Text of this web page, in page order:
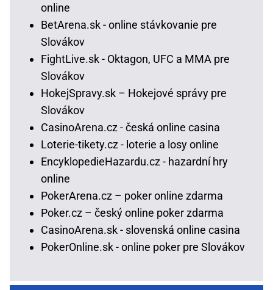
online
BetArena.sk - online stávkovanie pre
Slovákov
FightLive.sk - Oktagon, UFC a MMA pre
Slovákov
HokejSpravy.sk – Hokejové správy pre
Slovákov
CasinoArena.cz - česká online casina
Loterie-tikety.cz - loterie a losy online
EncyklopedieHazardu.cz - hazardní hry
online
PokerArena.cz – poker online zdarma
Poker.cz – český online poker zdarma
CasinoArena.sk - slovenská online casina
PokerOnline.sk - online poker pre Slovákov